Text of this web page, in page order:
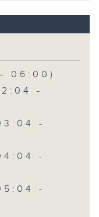
06:00)
-
-
-
-